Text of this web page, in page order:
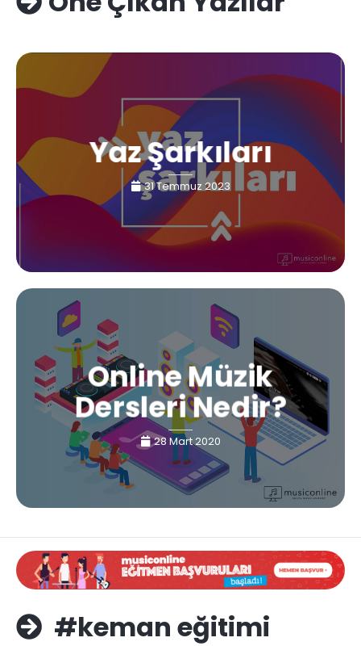
Yaz Şarkıları
31 Temmuz 2023
Online Müzik
Dersleri Nedir?
28 Mart 2020
#keman eğitimi